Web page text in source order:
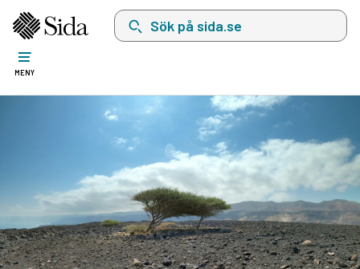
Sök på sida.se, sökförslag kommer att visas
MENY